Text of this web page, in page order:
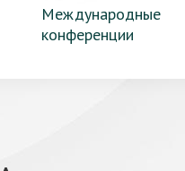
Международные
конференции